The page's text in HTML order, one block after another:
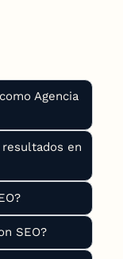
Agencia
en
SEO?